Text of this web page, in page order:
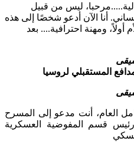
ليس من قبيل
أنا الآن أدعو شخصًا إلى هذه
أولاً، ومهنة احترافية.... بعد
المستقبلي لروسيا
العام، أنت مدعو إلى المسرح
قسم المفوضية العسكرية